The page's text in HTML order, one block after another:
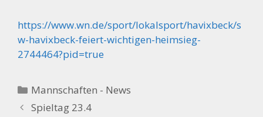
https://www.wn.de/sport/lokalsport/havixbeck/s
w-havixbeck-feiert-wichtigen-heimsieg-
2744464?pid=true
Kategorien
Mannschaften - News
Spieltag 23.4